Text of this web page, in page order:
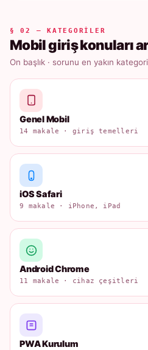
§ 02 — KATEGORILER
Mobil giriş konuları
On başlık · sorunu en yakın
Genel Mobil
14 makale · giriş temelleri
iOS Safari
9 makale · iPhone, iPad
Android Chrome
11 makale · cihaz çeşitleri
PWA Kurulum